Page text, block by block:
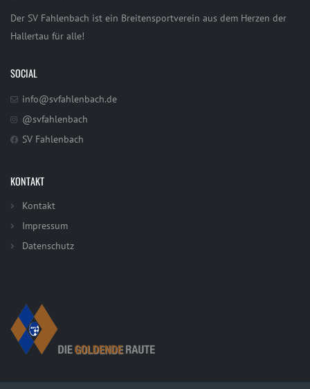
Der SV Fahlenbach ist ein Breitensportverein aus dem Herzen der
Hallertau für alle!
SOCIAL
info@svfahlenbach.de
@svfahlenbach
SV Fahlenbach
KONTAKT
Kontakt
Impressum
Datenschutz